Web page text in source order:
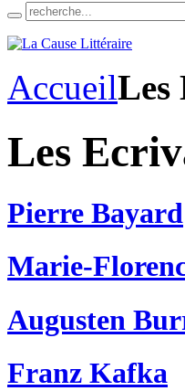
AccueilLes
Les
Pierre Bayard
Marie-
Augusten
Franz Kafka